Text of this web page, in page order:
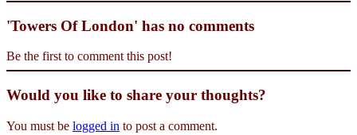
'Towers Of London' has no comments
Be the first to comment this post!
Would you like to share your thoughts?
You must be logged in to post a comment.